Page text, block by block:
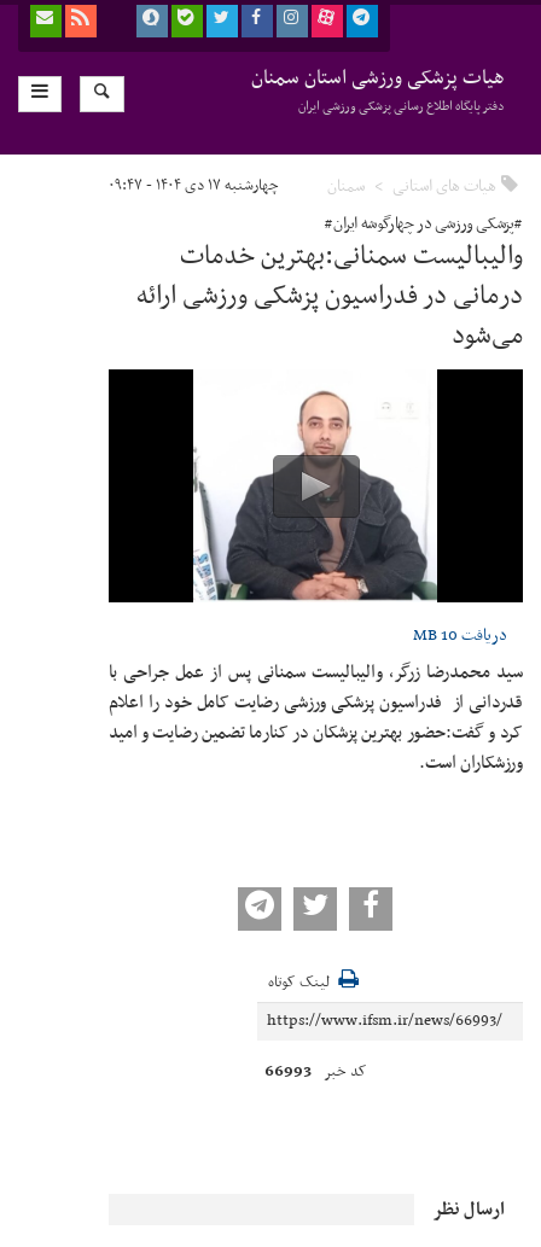
هیات پزشکی ورزشی استان سمنان
دفتر پایگاه اطلاع رسانی پزشکی ورزشی ایران
هیات های استانی سمنان چهارشنبه ۱۷ دی ۱۴۰۴ - ۰۹:۴۷
#پزشکی ورزشی در چهارگوشه ایران#
والیبالیست سمنانی:بهترین خدمات
درمانی در فدراسیون پزشکی ورزشی ارائه
می‌شود
دریافت10 MB
سید محمدرضا زرگر، والیبالیست سمنانی پس از عمل جراحی با
قدردانی از فدراسیون پزشکی ورزشی رضایت کامل خود را اعلام
کرد و گفت:حضور بهترین پزشکان در کنارما تضمین رضایت و امید
ورزشکاران است.
لینک کوتاه
کد خبر 66993
ارسال نظر